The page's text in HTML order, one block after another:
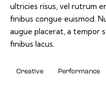
ultricies risus, vel rutrum
finibus congue euismod.
augue placerat, a tempor
finibus lacus.
Creative Performance